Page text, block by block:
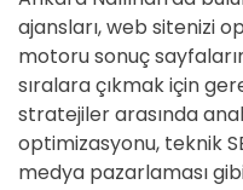
ajansları, web sitenizi
motoru sonuç
sıralara çıkmak için
stratejiler arasında
optimizasyonu, teknik
medya pazarlaması